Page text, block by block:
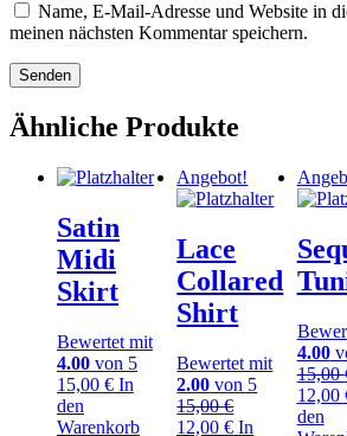
Name, E-Mail-Adresse und Website in
meinen nächsten Kommentar speichern.
Ähnliche Produkte
Satin
Midi
Skirt
Bewertet mit
4.00 von 5
15,00 € In
den
Warenkorb
Angebot!
Lace
Collared
Shirt
Bewertet mit
2.00 von 5
15,00€
Ursprünglicher
12,00€Aktueller
In
4.00
15,00
Preis
12,00
den